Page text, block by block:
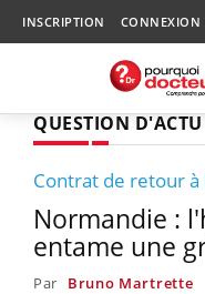
INSCRIPTION CONNEXION
QUESTION D'ACTU
Contrat de retour à
Normandie :
entame une
Par Bruno Martrette